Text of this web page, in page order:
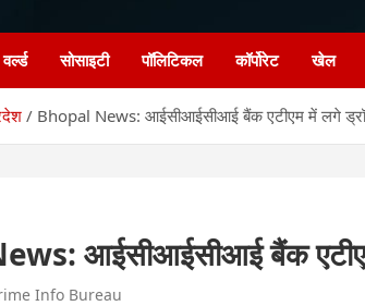
वर्ल्ड सोसाइटी पॉलिटिकल कॉर्पोरेट खेल
Bhopal News: आईसीआईसीआई बैंक एटीएम में लगे
आईसीआईसीआई बैंक
Info Bureau